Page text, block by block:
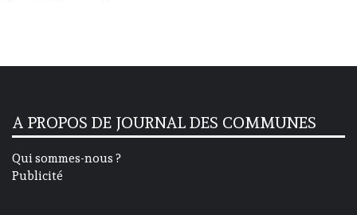
A PROPOS DE JOURNAL DES COMMUNES
Qui sommes-nous ?
Publicité